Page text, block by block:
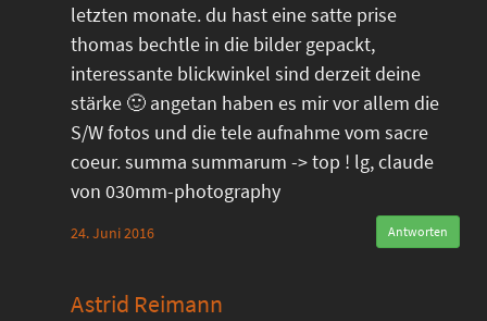
letzten monate. du hast eine satte prise
thomas bechtle in die bilder gepackt,
interessante blickwinkel sind derzeit deine
stärke 🙂 angetan haben es mir vor allem die
S/W fotos und die tele aufnahme vom sacre
coeur. summa summarum -> top ! lg, claude
von 030mm-photography
24. Juni 2016 Antworten
Astrid Reimann